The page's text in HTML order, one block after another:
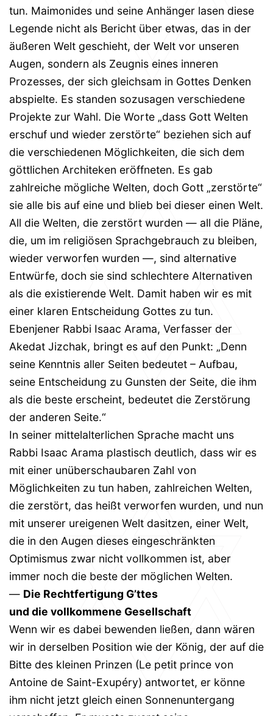
tun. Maimonides und seine Anhänger lasen diese
Legende nicht als Bericht über etwas, das in der
äußeren Welt geschieht, der Welt vor unseren
Augen, sondern als Zeugnis eines inneren
Prozesses, der sich gleichsam in Gottes Denken
abspielte. Es standen sozusagen verschiedene
Projekte zur Wahl. Die Worte „dass Gott Welten
erschuf und wieder zerstörte“ beziehen sich auf
die verschiedenen Möglichkeiten, die sich dem
göttlichen Architeken eröffneten. Es gab
zahlreiche mögliche Welten, doch Gott „zerstörte“
sie alle bis auf eine und blieb bei dieser einen Welt.
All die Welten, die zerstört wurden — all die Pläne,
die, um im religiösen Sprachgebrauch zu bleiben,
wieder verworfen wurden —, sind alternative
Entwürfe, doch sie sind schlechtere Alternativen
als die existierende Welt. Damit haben wir es mit
einer klaren Entscheidung Gottes zu tun.
Ebenjener Rabbi Isaac Arama, Verfasser der
Akedat Jizchak, bringt es auf den Punkt: „Denn
seine Kenntnis aller Seiten bedeutet – Aufbau,
seine Entscheidung zu Gunsten der Seite, die ihm
als die beste erscheint, bedeutet die Zerstörung
der anderen Seite.“
In seiner mittelalterlichen Sprache macht uns
Rabbi Isaac Arama plastisch deutlich, dass wir es
mit einer unüberschaubaren Zahl von
Möglichkeiten zu tun haben, zahlreichen Welten,
die zerstört, das heißt verworfen wurden, und nun
mit unserer ureigenen Welt dasitzen, einer Welt,
die in den Augen dieses eingeschränkten
Optimismus zwar nicht vollkommen ist, aber
immer noch die beste der möglichen Welten.
— Die Rechtfertigung G’ttes
und die vollkommene Gesellschaft
Wenn wir es dabei bewenden ließen, dann wären
wir in derselben Position wie der König, der auf die
Bitte des kleinen Prinzen (Le petit prince von
Antoine de Saint-Exupéry) antwortet, er könne
ihm nicht jetzt gleich einen Sonnenuntergang